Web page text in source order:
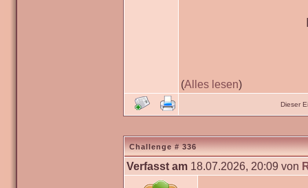
(Alles lesen)
Dieser
Challenge # 336
Verfasst am 18.07.2026, 20:09 von